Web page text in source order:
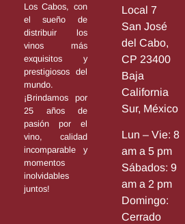
Los Cabos, con
el sueño de
distribuir los
vinos más
exquisitos y
prestigiosos del
mundo.
¡Brindamos por
25 años de
pasión por el
vino, calidad
incomparable y
momentos
inolvidables
juntos!
Local 7
San José
del Cabo,
CP 23400
Baja
California
Sur, México
Lun – Vie: 8
am a 5 pm
Sábados: 9
am a 2 pm
Domingo:
Cerrado